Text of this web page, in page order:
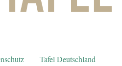
Tafel Deutschland